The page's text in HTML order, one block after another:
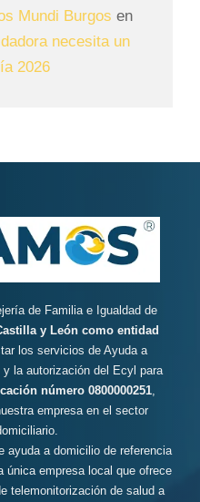
Mundi Burgos en
necesita un
2026
de Familia e Igualdad de
y León como entidad
los servicios de Ayuda a
la autorización del Ecyl para
número 0800000251,
empresa en el sector
ayuda a domicilio de referencia
única empresa local que ofrece
telemonitorización de salud a